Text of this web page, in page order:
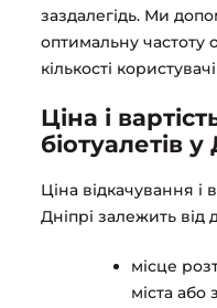
заздалегідь. Ми
оптимальну частоту
кількості
Ціна і
біотуалетів у
Ціна відкачування і
Дніпрі залежить від
місце
міста